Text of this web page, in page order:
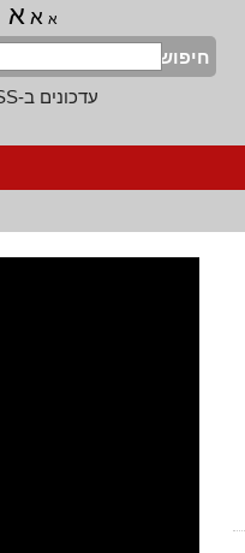
א א א
חיפוש
עדכונים ב-RSS